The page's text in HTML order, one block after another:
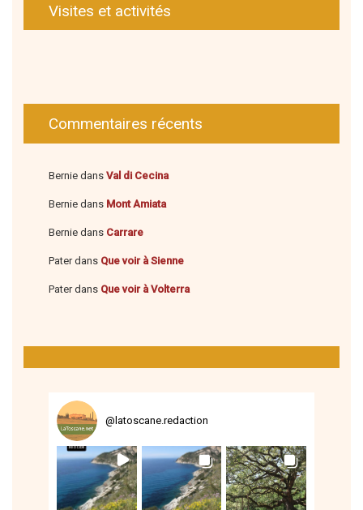
Visites et activités
Commentaires récents
Bernie dans Val di Cecina
Bernie dans Mont Amiata
Bernie dans Carrare
Paterdans Que voir à Sienne
Paterdans Que voir à Volterra
@ latoscane.redaction